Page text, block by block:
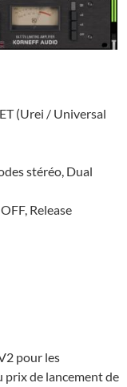
(Urei / Universal
stéréo, Dual
Release
pour les
prix de lancement de